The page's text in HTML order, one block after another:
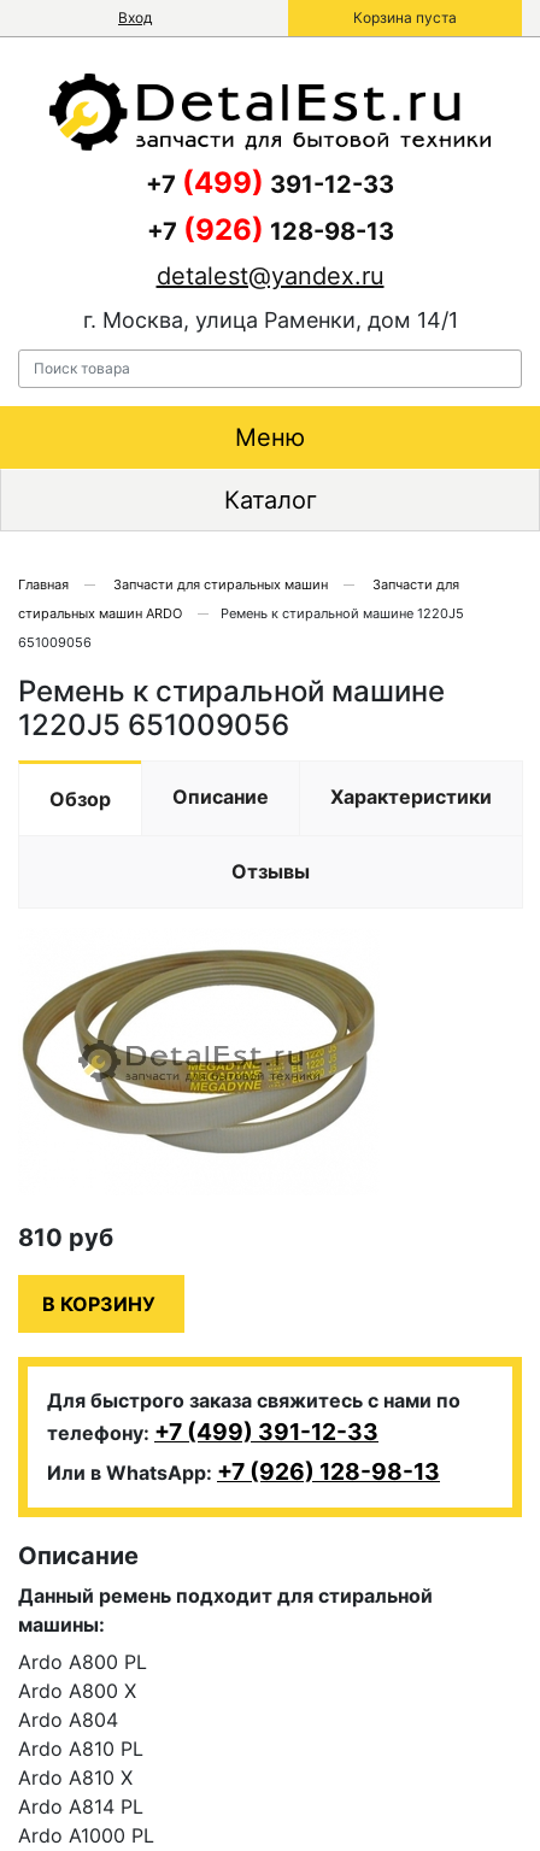
Вход Корзина пуста
+7 (499) 391-12-33
+7 (926) 128-98-13
detalest@yandex.ru
г. Москва, улица Раменки, дом 14/1
Меню
Каталог
Главная Запчасти для стиральных машин
Запчасти для
стиральных машин ARDO
Ремень к стиральной машине 1220J5
651009056
Ремень к стиральной машине
1220J5 651009056
Обзор Описание Характеристики
Отзывы
810 руб
Для быстрого заказа свяжитесь с нами по
телефону: +7 (499) 391-12-33
Или в WhatsApp: +7 (926) 128-98-13
Описание
Данный ремень подходит для стиральной
машины:
Ardo A800 PL
Ardo A800 X
Ardo A804
Ardo A810 PL
Ardo A810 X
Ardo A814 PL
Ardo A1000 PL